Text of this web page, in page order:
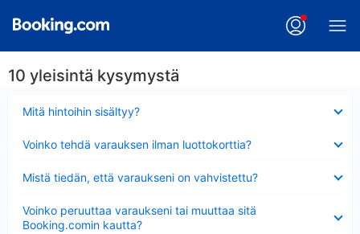
10 yleisintä kysymystä
Mitä hintoihin sisältyy?
Voinko tehdä varauksen ilman luottokorttia?
Mistä tiedän, että varaukseni on vahvistettu?
Voinko peruuttaa varaukseni tai muuttaa sitä
Booking.comin kautta?